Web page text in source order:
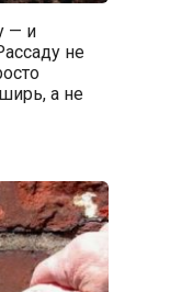
— и
не
а не